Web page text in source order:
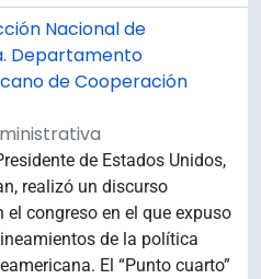
Nacional de
Departamento
de Cooperación
de Estados Unidos,
realizó un discurso
el congreso en el que expuso
de la política
El “Punto cuarto”